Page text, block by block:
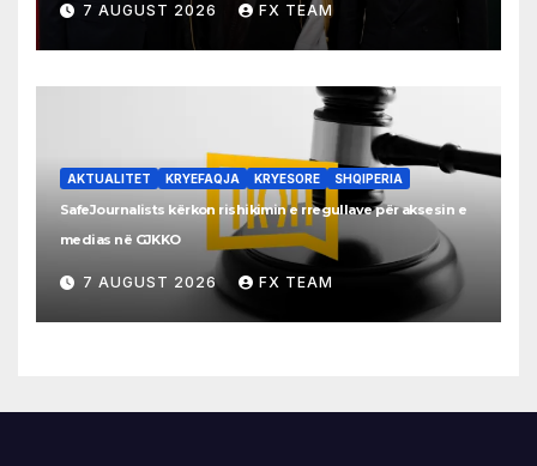
7 AUGUST 2026 FX TEAM
AKTUALITET KRYEFAQJA KRYESORE SHQIPERIA
SafeJournalists kërkon rishikimin e rregullave për aksesin e
medias në GJKKO
7 AUGUST 2026 FX TEAM